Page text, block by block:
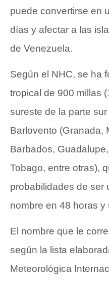
puede convertirse en
días y afectar a las
de Venezuela.
Según el NHC, se ha
tropical de 900 millas
sureste de la parte
Barlovento (Granada,
Barbados,
Tobago, entre otras),
probabilidades de ser
nombre en 48 horas
El nombre que le
según la lista
Meteorológica